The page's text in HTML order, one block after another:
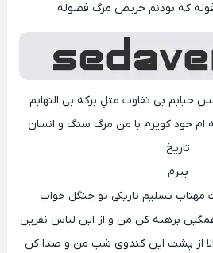
که بودنم حریص مرگ فصوله
حبابم بی تفاوت مثلِ برکه بی التهابم
خود کویرم با من مرگ سنگ و انسان
تاریخ
پیرم
مهتاب تسلیم تاریکی تو جنگل خواب
برهنه کن من و از این لباس نفرین
از پشت این کندوی شب من و صدا کن